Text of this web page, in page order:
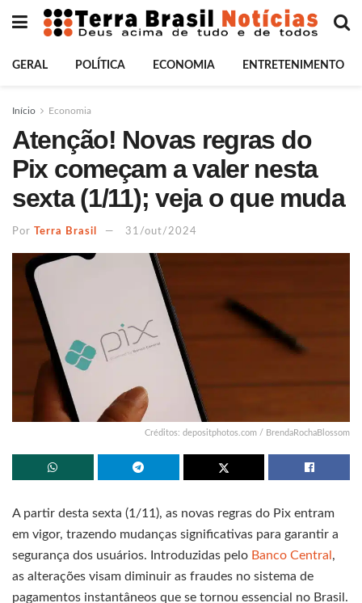
GERAL POLÍTICA ECONOMIA ENTRETENIMENTO
Início Economia
Atenção! Novas regras do
Pix começam a valer nesta
sexta (1/11); veja o que muda
Por Terra Brasil 31/out/2024
Créditos: depositphotos.com / BrendaRochaBlossom
A partir desta sexta (1/11), as novas regras do Pix entram
em vigor, trazendo mudanças significativas para garantir a
segurança dos usuários. Introduzidas pelo Banco Central ,
as alterações visam diminuir as fraudes no sistema de
pagamentos instantâneos que se tornou essencial no Brasil.